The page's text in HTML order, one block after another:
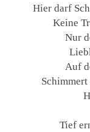
Hier darf
Keine
Nur
Auf
Tief